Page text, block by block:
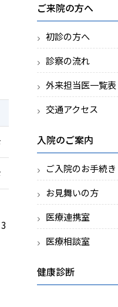
ご来院の方へ
初診の方へ
診察の流れ
外来担当医一覧表
交通アクセス
入院のご案内
ご入院のお手続き
お見舞いの方
医療連携室
医療相談室
健康診断